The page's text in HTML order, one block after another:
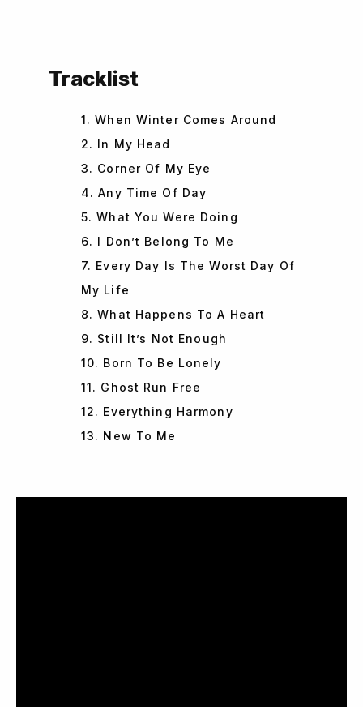
Tracklist
1. When Winter Comes Around
2. In My Head
3. Corner Of My Eye
4. Any Time Of Day
5. What You Were Doing
6. I Don’t Belong To Me
7. Every Day Is The Worst Day Of
My Life
8. What Happens To A Heart
9. Still It’s Not Enough
10. Born To Be Lonely
11. Ghost Run Free
12. Everything Harmony
13. New To Me